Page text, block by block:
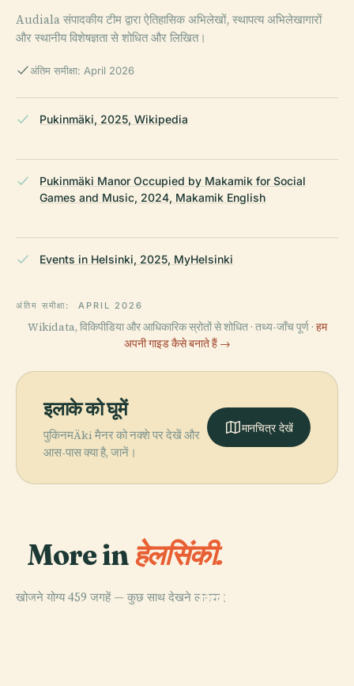
Audiala संपादकीय टीम द्वारा ऐतिहासिक अभिलेखों, स्थापत्य अभिलेखागारों
और स्थानीय विशेषज्ञता से शोधित और लिखित।
अंतिम समीक्षा: April 2026
Pukinmäki, 2025, Wikipedia
Pukinmäki Manor Occupied by Makamik for Social
Games and Music, 2024, Makamik English
Events in Helsinki, 2025, MyHelsinki
अंतिम समीक्षा: APRIL 2026
Wikidata, विकिपीडिया और आधिकारिक स्रोतों से शोधित · तथ्य-जाँच पूर्ण · हम
अपनी गाइड कैसे बनाते हैं →
इलाके को घूमें
पुकिनमÄki मैनर को नक्शे पर देखें और
आस-पास क्या है, जानें।
मानचित्र देखें
More inहेलसिंकी.
खोजने योग्य 459 जगहें — कुछ साथ देखने लायक।
PLACE
हिएटानियेमी